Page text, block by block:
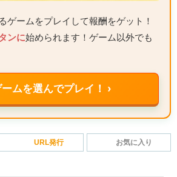
ゲームをプレイして報酬をゲット！
ンに始められます！ゲーム以外でも
ムを選んでプレイ！ ›
URL発行 お気に入り